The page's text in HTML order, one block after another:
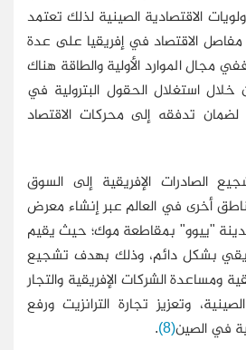
الاقتصادية الصينية لذلك تعتمد
الاقتصاد في إفريقيا على عدة
مجال الموارد الأولية والطاقة هناك
استغلال الحقول البترولية في
لضمان تدفقه إلى محركات الاقتصاد
الصادرات الإفريقية إلى السوق
أخرى في العالم عبر إنشاء معرض
"ييوو" بمقاطعة موك؛ حيث يقيم
أكثر من 1000 إفريقي بشكل دائم، وذلك بهدف تشجيع
ومساعدة الشركات الإفريقية والتجار
وتعزيز تجارة الترانزيت ورفع
في الصين(8)
.